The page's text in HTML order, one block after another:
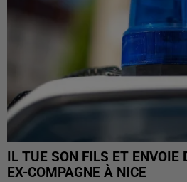
IL TUE SON FILS ET ENVOIE
EX-COMPAGNE À NICE